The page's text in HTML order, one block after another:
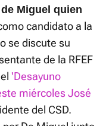
Miguel quien
candidato a la
se discute su
de la RFEF
'Desayuno
miércoles José
del CSD.